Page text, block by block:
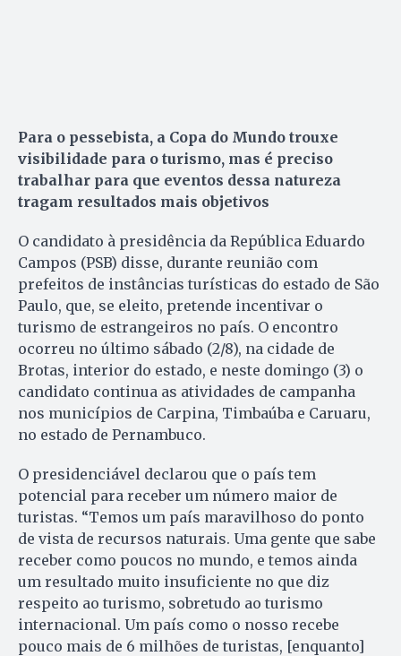
Para o pessebista, a Copa do Mundo trouxe
visibilidade para o turismo, mas é preciso
trabalhar para que eventos dessa natureza
tragam resultados mais objetivos
O candidato à presidência da República Eduardo
Campos (PSB) disse, durante reunião com
prefeitos de instâncias turísticas do estado de São
Paulo, que, se eleito, pretende incentivar o
turismo de estrangeiros no país. O encontro
ocorreu no último sábado (2/8), na cidade de
Brotas, interior do estado, e neste domingo (3) o
candidato continua as atividades de campanha
nos municípios de Carpina, Timbaúba e Caruaru,
no estado de Pernambuco.
O presidenciável declarou que o país tem
potencial para receber um número maior de
turistas. “Temos um país maravilhoso do ponto
de vista de recursos naturais. Uma gente que sabe
receber como poucos no mundo, e temos ainda
um resultado muito insuficiente no que diz
respeito ao turismo, sobretudo ao turismo
internacional. Um país como o nosso recebe
pouco mais de 6 milhões de turistas, [enquanto]